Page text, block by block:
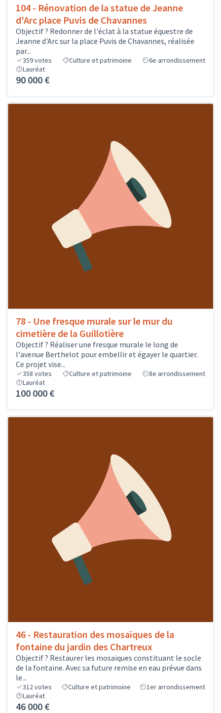
104 - Rénovation de la statue de Jeanne
d'Arc place Puvis de Chavannes
Objectif ? Redonner de l'éclat à la statue équestre de
Jeanne d'Arc sur la place Puvis de Chavannes, réalisée
par...
359votes Culture et patrimoine
6e arrondissement
Lauréat
90 000 €
78 - Une fresque murale sur le mur du
cimetière de la Guillotière
Objectif ? Réaliser une fresque murale le long de
l'avenue Berthelot pour embellir et égayer le quartier.
Ce projet vise...
358 votes Culture et patrimoine
8e arrondissement
Lauréat
100 000 €
46 - Restauration des mosaïques de la
fontaine du jardin des Chartreux
Objectif ? Restaurer les mosaïques constituant le socle
de la fontaine. Avec sa future remise en eau prévue dans
le...
312votes Culture et patrimoine
1er arrondissement
Lauréat
46 000 €